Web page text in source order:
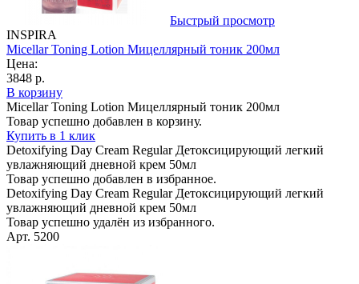
Быстрый просмотр
INSPIRA
Micellar Toning Lotion Мицеллярный тоник 200мл
Цена:
3848 р.
В корзину
Micellar Toning Lotion Мицеллярный тоник 200мл
Товар успешно добавлен в корзину.
Купить в 1 клик
Detoxifying Day Cream Regular Детоксицирующий легкий
увлажняющий дневной крем 50мл
Товар успешно добавлен в избранное.
Detoxifying Day Cream Regular Детоксицирующий легкий
увлажняющий дневной крем 50мл
Товар успешно удалён из избранного.
Арт. 5200